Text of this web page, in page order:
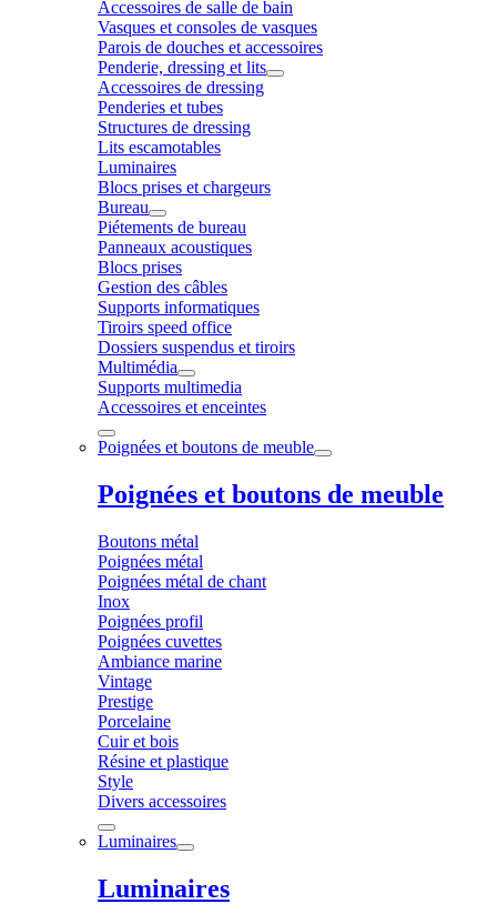
Accessoires de salle de bain
Vasques et consoles de vasques
Parois de douches et accessoires
Penderie, dressing et lits
Accessoires de dressing
Penderies et tubes
Structures de dressing
Lits escamotables
Luminaires
Blocs prises et chargeurs
Bureau
Piétements de bureau
Panneaux acoustiques
Blocs prises
Gestion des câbles
Supports informatiques
Tiroirs speed office
Dossiers suspendus et tiroirs
Multimédia
Supports multimedia
Accessoires et enceintes
Poignées et boutons de meuble
Poignées et boutons de meuble
Boutons métal
Poignées métal
Poignées métal de chant
Inox
Poignées profil
Poignées cuvettes
Ambiance marine
Vintage
Prestige
Porcelaine
Cuir et bois
Résine et plastique
Style
Divers accessoires
Luminaires
Luminaires